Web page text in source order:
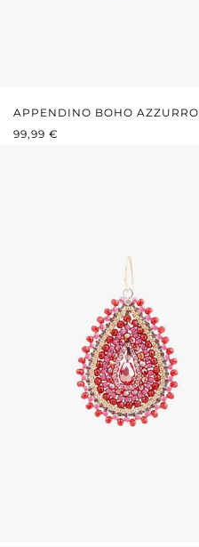
APPENDINO BOHO AZZURRO
PREZZO NORMALE:
99,99 €